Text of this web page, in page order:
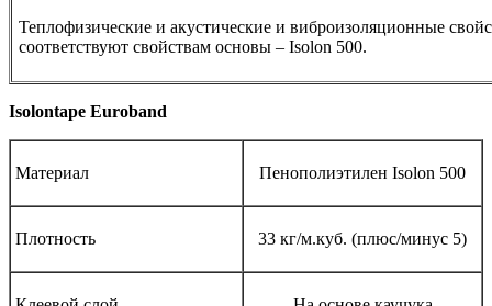
Теплофизические и акустические и виброизоляционные
соответствуют свойствам основы – Isolon 500.
Isolontape Euroband
Материал Пенополиэтилен Isolon 500
Плотность 33 кг/м.куб. (плюс/минус 5)